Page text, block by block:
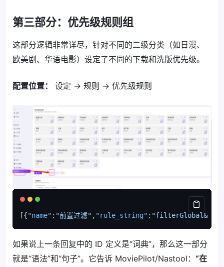
第三部分：优先级规则组
这部分逻辑非常详尽，针对不同的二级分类（如日漫、
欧美剧、华语电影）设定了不同的下载和洗版优先级。
配置位置： 设定 -> 规则 -> 优先级规则
[{"name" : "前置过滤" , "rule_string" : "filterGlobal&
如果说上一条回复中的 ID 定义是“词典”，那么这一部分
就是“语法”和“句子”。它告诉 MoviePilot/Nastool： “在